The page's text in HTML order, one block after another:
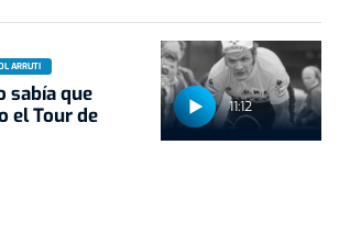
11:12
ARRUTI
sabía que
el Tour de